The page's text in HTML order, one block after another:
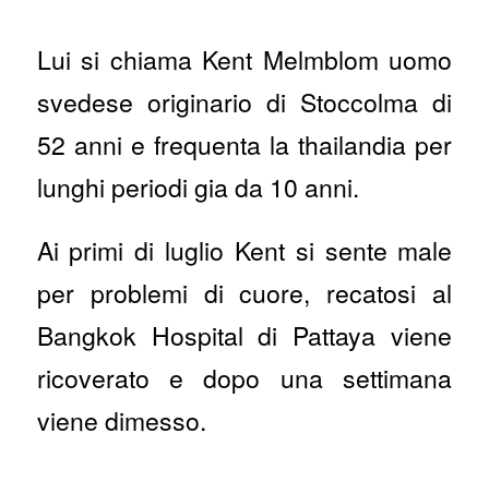
Lui si chiama Kent Melmblom uomo
svedese originario di Stoccolma di
52 anni e frequenta la thailandia per
lunghi periodi gia da 10 anni.
Ai primi di luglio Kent si sente male
per problemi di cuore, recatosi al
Bangkok Hospital di Pattaya viene
ricoverato e dopo una settimana
viene dimesso.